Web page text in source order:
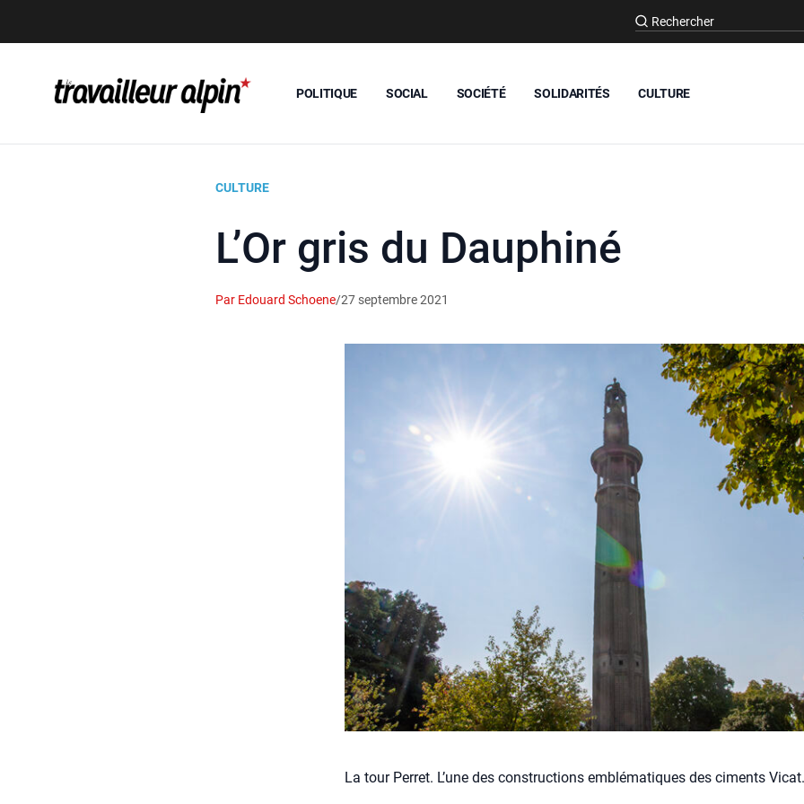
POLITIQUE SOCIAL SOCIÉTÉ SOLIDARITÉS CULTURE
CULTURE
L’Or gris du Dauphiné
Par Edouard Schoene/27 septembre 2021
La tour Perret. L’une des constructions emblématiques des ciments Vicat.